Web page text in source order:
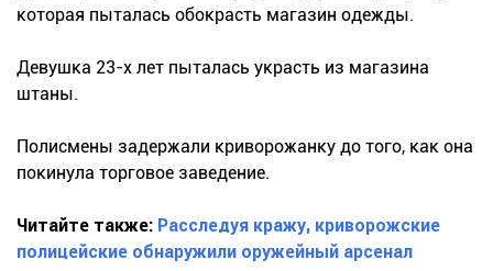
которая пыталась обокрасть магазин одежды.
Девушка 23-х лет пыталась украсть из магазина
штаны.
Полисмены задержали криворожанку до того, как она
покинула торговое заведение.
Читайте также: Расследуя кражу, криворожские
полицейские обнаружили оружейный арсенал